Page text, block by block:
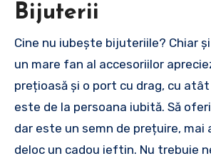
Bijuterii
Cine nu iubește bijuteriile? Chiar
un mare fan al accesoriilor
prețioasă și o port cu drag, cu
este de la persoana iubită. Să
dar este un semn de prețuire, mai
deloc un cadou ieftin. Nu trebuie